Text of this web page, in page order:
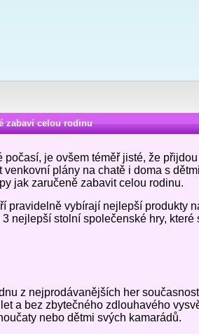
zabaví celou rodinu
je ovšem téměř jisté, že
plány na chatě i doma s
jak zaručeně zabavit celou rodinu.
pravidelně vybírají nejlepší produkty
nejlepší stolní společenské hry, které
z nejprodávanějších her
a bez zbytečného zdlouhavého
nebo dětmi svých kamarádů.